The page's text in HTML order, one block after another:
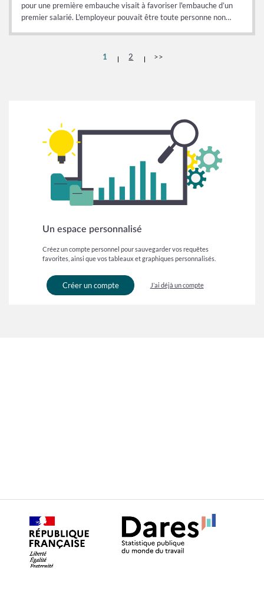
pour une première embauche visait à favoriser l'embauche d’un
premier salarié. L'employeur pouvait être toute personne non…
1 2 >>
Un espace personnalisé
Créez un compte personnel pour sauvegarder vos requêtes
favorites, ainsi que vos tableaux et graphiques personnalisés.
Créer un compte J’ai déjà un compte